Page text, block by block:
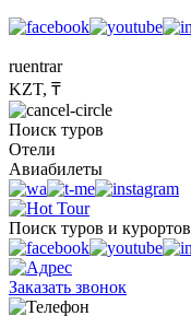
ruentrar
KZT, ₸
Поиск туров
Отели
Авиабилеты
Поиск туров и курортов
Заказать звонок